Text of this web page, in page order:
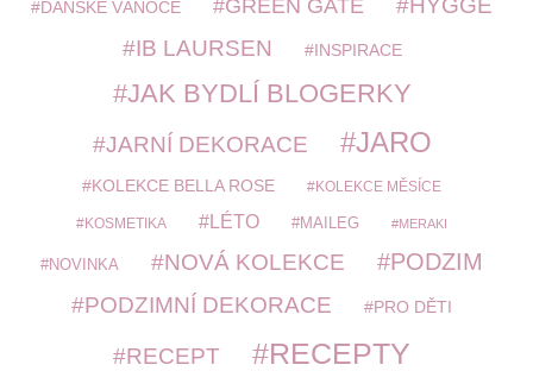
DÁNSKÉ VÁNOCE GREEN GATE
IB LAURSEN INSPIRACE
JAK BYDLÍ BLOGERKY
JARNÍ DEKORACE JARO
KOLEKCE BELLA ROSE KOLEKCE MĚSÍCE
KOSMETIKA LÉTO MAILEG MERAKI
NOVINKA NOVÁ KOLEKCE PODZIM
PODZIMNÍ DEKORACE PRO DĚTI
RECEPT RECEPTY